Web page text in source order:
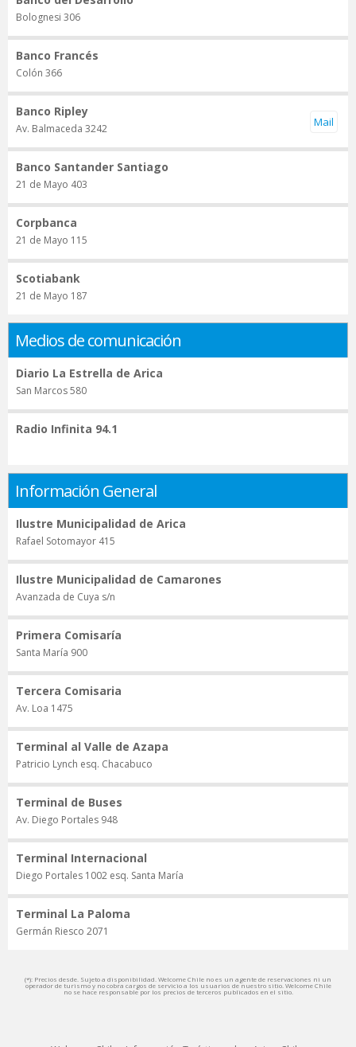
Bolognesi 306
Banco Francés
Colón 366
Banco Ripley
Av. Balmaceda 3242
Banco Santander Santiago
21 de Mayo 403
Corpbanca
21 de Mayo 115
Scotiabank
21 de Mayo 187
Medios de comunicación
Diario La Estrella de Arica
San Marcos 580
Radio Infinita 94.1
Información General
Ilustre Municipalidad de Arica
Rafael Sotomayor 415
Ilustre Municipalidad de Camarones
Avanzada de Cuya s/n
Primera Comisaría
Santa María 900
Tercera Comisaria
Av. Loa 1475
Terminal al Valle de Azapa
Patricio Lynch esq. Chacabuco
Terminal de Buses
Av. Diego Portales 948
Terminal Internacional
Diego Portales 1002 esq. Santa María
Terminal La Paloma
Germán Riesco 2071
(*): Precios desde. Sujeto a disponibilidad. Welcome Chile no es un agente de reservaciones ni un
operador de turismo y no cobra cargos de servicio a los usuarios de nuestro sitio. Welcome Chile
no se hace responsable por los precios de terceros publicados en el sitio.